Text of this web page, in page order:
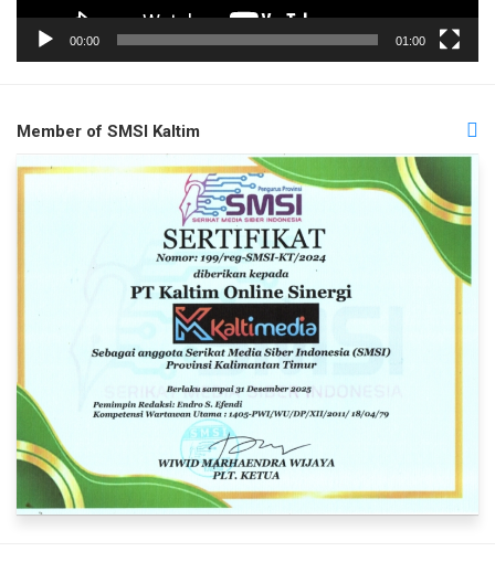
00:00 01:00
Member of SMSI Kaltim